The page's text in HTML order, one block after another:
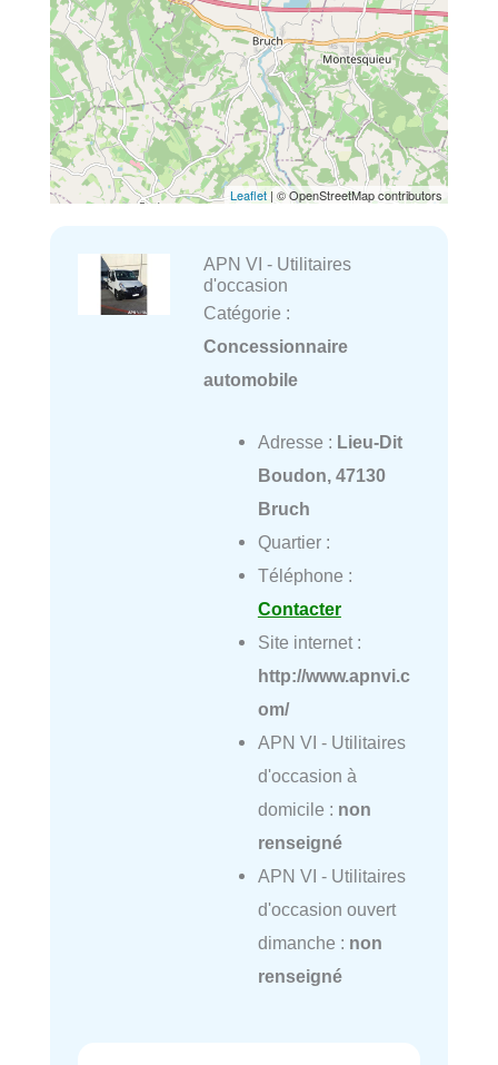
Leaflet| © OpenStreetMap contributors
APN VI - Utilitaires
d'occasion
Catégorie :
Concessionnaire
automobile
Adresse : Lieu-Dit
Boudon, 47130
Bruch
Quartier :
Téléphone :
Contacter
Site internet :
http://www.apnvi.c
om/
APN VI - Utilitaires
d'occasion à
domicile : non
renseigné
APN VI - Utilitaires
d'occasion ouvert
dimanche : non
renseigné